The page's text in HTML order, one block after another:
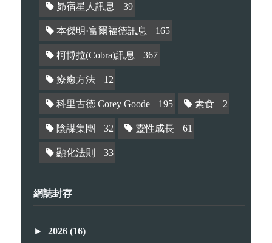
昴宿星人訊息 39
本傑明·富爾福德訊息 165
柯博拉(Cobra)訊息 367
療癒方法 12
科里古德 Corey Goode 195 素食 2
陰謀集團 32 靈性成長 61
顯化法則 33
網誌封存
► 2026 (16)